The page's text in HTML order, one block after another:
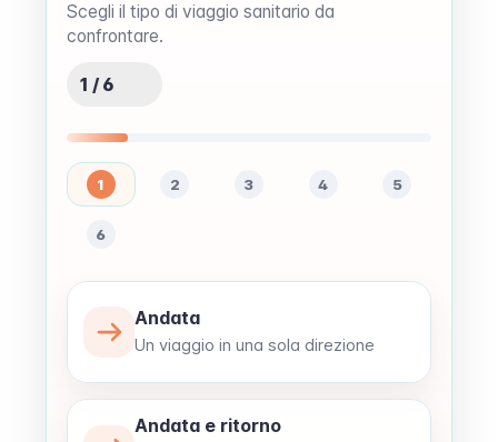
Scegli il tipo di viaggio sanitario da
confrontare.
1 / 6
1 2 3 4 5
6
Andata
Un viaggio in una sola direzione
Andata e ritorno